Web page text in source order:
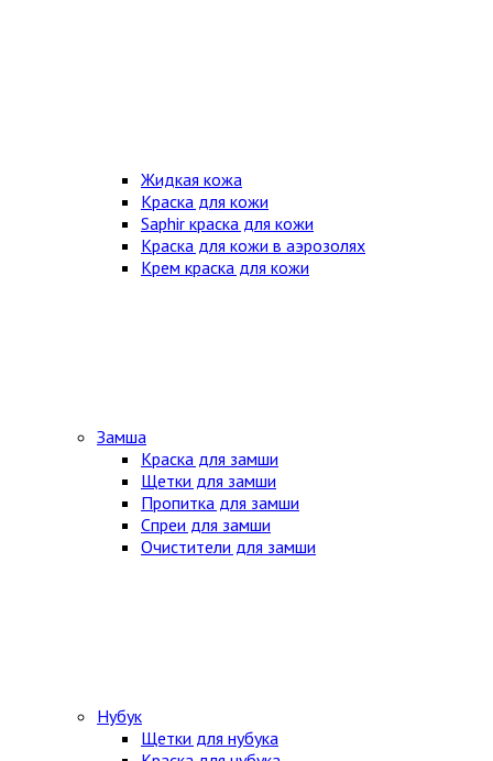
Жидкая кожа
Краска для кожи
Saphir краска для кожи
Краска для кожи в аэрозолях
Крем краска для кожи
Замша
Краска для замши
Щетки для замши
Пропитка для замши
Спреи для замши
Очистители для замши
Нубук
Щетки для нубука